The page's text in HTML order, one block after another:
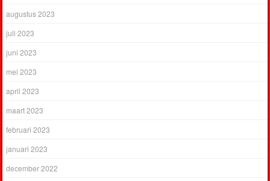
augustus 2023
juli 2023
juni 2023
mei 2023
april 2023
maart 2023
februari 2023
januari 2023
december 2022